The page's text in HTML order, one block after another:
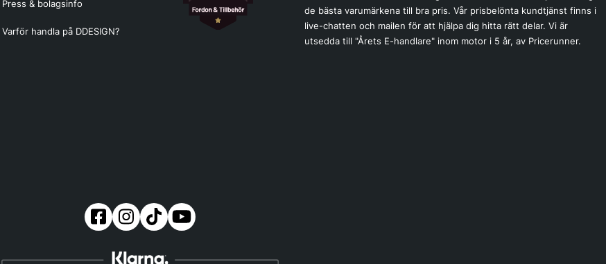
Press & bolagsinfo
Varför handla på DDESIGN?
de bästa varumärkena till bra pris. Vår prisbelönta kundtjänst finns i
live-chatten och mailen för att hjälpa dig hitta rätt delar. Vi är
utsedda till "Årets E-handlare" inom motor i 5 år, av Pricerunner.